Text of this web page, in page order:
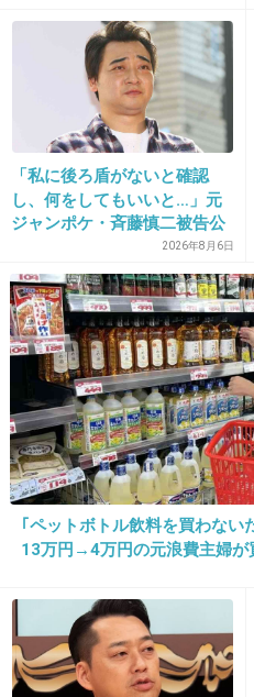
2026/06/03(水) 17:20:09
カロリミット使ってる
から意味ないって言っ
サプリで痩せるとか考
32. 匿名2026/06/03(水) 17:26:17
>>6
内臓脂肪は食事見直せ
問題は皮下脂肪なのよ
2026/06/03(水) 17:41:47
>>10
そうでしょうかね。例をあげ
「私に後ろ盾がないと確認
し、何をしてもいいと…」元
ジャンポケ・斉藤慎二被告公
2026年8月6日
｢ペットボトル飲料を買わな
13万円→4万円の元浪費主婦が